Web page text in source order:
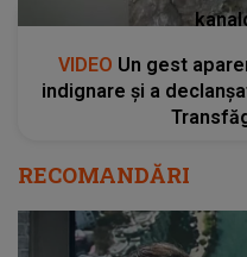
VIDEO Un gest
indignare și a
RECOMANDĂRI